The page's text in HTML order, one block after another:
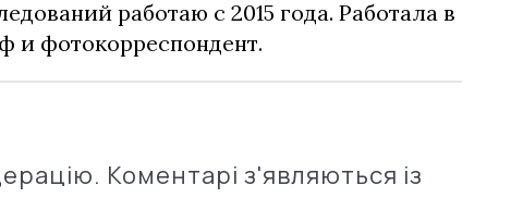
работаю с 2015 года. Работала в
и фотокорреспондент.
Коментарі з'являються із